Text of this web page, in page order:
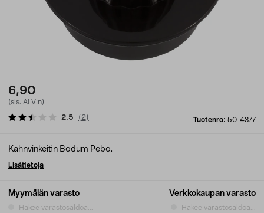
6,90
(sis. ALV:n)
Tuotenro: 50-4377
2.5 ( 2)
Myymälän varasto
Hakee varastosaldoa...
Verkkokaupan varasto
Hakee varastosaldoa...
Kahnvinkeitin Bodum Pebo.
Lisätietoja